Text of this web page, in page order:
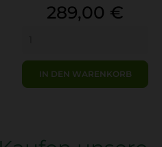
Preis
289,00 €
IN DEN WARENKORB